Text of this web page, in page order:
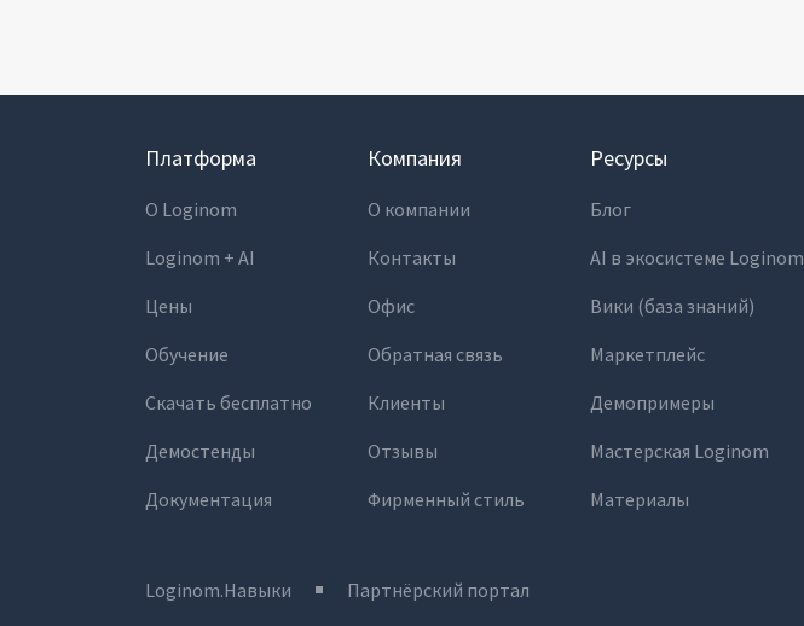
Платформа
О Loginom
Loginom + AI
Цены
Обучение
Скачать бесплатно
Демостенды
Документация
Компания
О компании
Контакты
Офис
Обратная связь
Клиенты
Отзывы
Фирменный стиль
Ресурсы
Блог
AI в экосистеме Loginom
Вики (база знаний)
Маркетплейс
Демопримеры
Мастерская Loginom
Материалы
Loginom.Навыки Партнёрский портал